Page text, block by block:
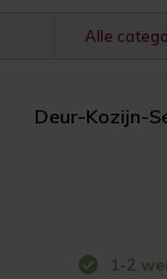
Alle
Deur-Kozijn-
1-2